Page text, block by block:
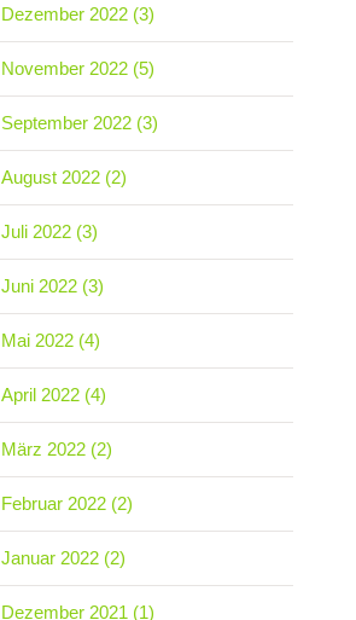
Dezember 2022 (3)
November 2022 (5)
September 2022 (3)
August 2022 (2)
Juli 2022 (3)
Juni 2022 (3)
Mai 2022 (4)
April 2022 (4)
März 2022 (2)
Februar 2022 (2)
Januar 2022 (2)
Dezember 2021 (1)